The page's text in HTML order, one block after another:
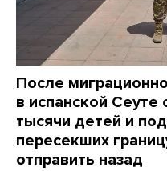
После
в испанской
тысячи детей и
пересекших
отправить назад